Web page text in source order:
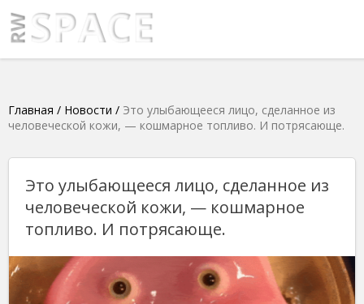
Главная / Новости / Это улыбающееся лицо, сделанное из
человеческой кожи, — кошмарное топливо. И потрясающе.
Это улыбающееся лицо, сделанное из
человеческой кожи, — кошмарное
топливо. И потрясающе.